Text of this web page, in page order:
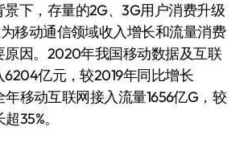
下，存量的2G、3G用户消费升级
移动通信领域收入增长和流量消费
原因。2020年我国移动数据及互联
亿元，较2019年同比增长
年移动互联网接入流量1656亿G，较
35%。